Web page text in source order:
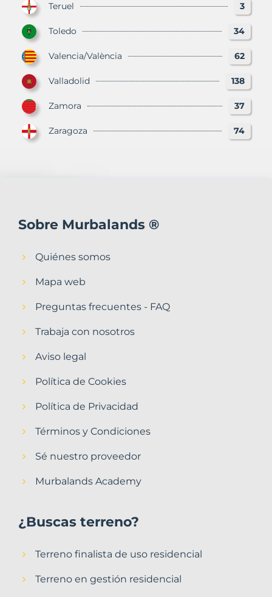
Teruel 3
Toledo 34
Valencia/València 62
Valladolid 138
Zamora 37
Zaragoza 74
Sobre Murbalands ®
Quiénes somos
Mapa web
Preguntas frecuentes - FAQ
Trabaja con nosotros
Aviso legal
Política de Cookies
Política de Privacidad
Términos y Condiciones
Sé nuestro proveedor
Murbalands Academy
¿Buscas terreno?
Terreno finalista de uso residencial
Terreno en gestión residencial